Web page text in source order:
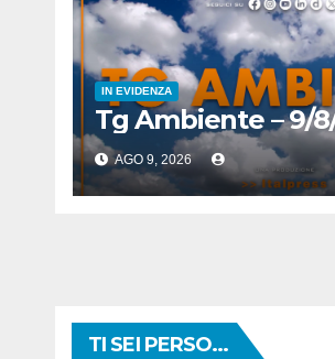
IN EVIDENZA
Tg Ambiente – 9/
AGO 9, 2026
TI SEI PERSO...